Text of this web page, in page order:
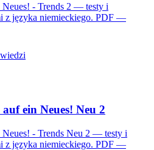
Neues! - Trends 2 — testy i
z języka niemieckiego. PDF —
ein Neues! Neu 2
Neues! - Trends Neu 2 — testy i
z języka niemieckiego. PDF —